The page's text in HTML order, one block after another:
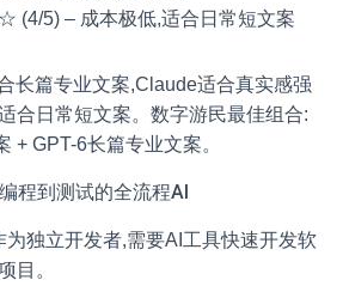
5) – 成本极低,适合日常短文案
长篇专业文案,Claude适合真实感强
合日常短文案。数字游民最佳组合:
+ GPT-6长篇专业文案。
程到测试的全流程AI
为独立开发者,需要AI工具快速开发软
目。